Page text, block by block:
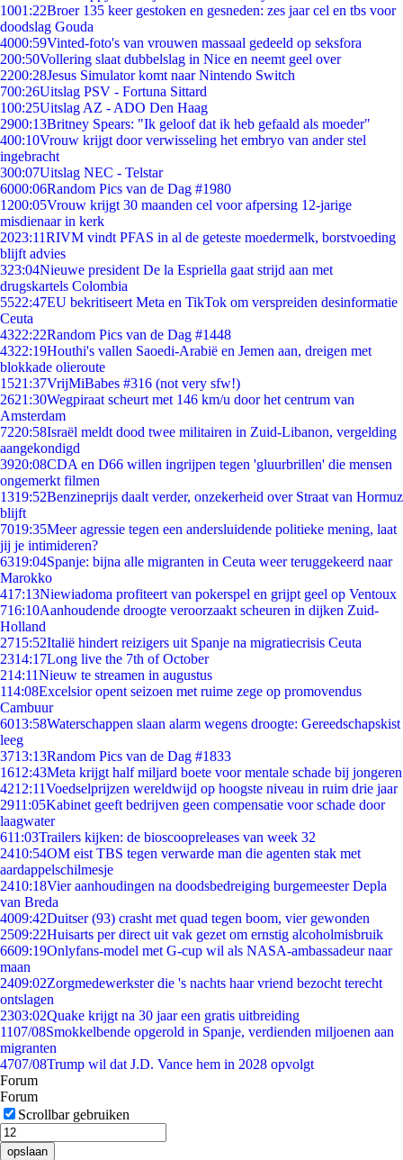
1001:22Broer 135 keer gestoken en gesneden: zes jaar cel en tbs voor
doodslag Gouda
4000:59Vinted-foto's van vrouwen massaal gedeeld op seksfora
200:50Vollering slaat dubbelslag in Nice en neemt geel over
2200:28Jesus Simulator komt naar Nintendo Switch
700:26Uitslag PSV - Fortuna Sittard
100:25Uitslag AZ - ADO Den Haag
2900:13Britney Spears: "Ik geloof dat ik heb gefaald als moeder"
400:10Vrouw krijgt door verwisseling het embryo van ander stel
ingebracht
300:07Uitslag NEC - Telstar
6000:06Random Pics van de Dag #1980
1200:05Vrouw krijgt 30 maanden cel voor afpersing 12-jarige
misdienaar in kerk
2023:11RIVM vindt PFAS in al de geteste moedermelk, borstvoeding
blijft advies
323:04Nieuwe president De la Espriella gaat strijd aan met
drugskartels Colombia
5522:47EU bekritiseert Meta en TikTok om verspreiden desinformatie
Ceuta
4322:22Random Pics van de Dag #1448
4322:19Houthi's vallen Saoedi-Arabië en Jemen aan, dreigen met
blokkade olieroute
1521:37VrijMiBabes #316 (not very sfw!)
2621:30Wegpiraat scheurt met 146 km/u door het centrum van
Amsterdam
7220:58Israël meldt dood twee militairen in Zuid-Libanon, vergelding
aangekondigd
3920:08CDA en D66 willen ingrijpen tegen 'gluurbrillen' die mensen
ongemerkt filmen
1319:52Benzineprijs daalt verder, onzekerheid over Straat van Hormuz
blijft
7019:35Meer agressie tegen een andersluidende politieke mening, laat
jij je intimideren?
6319:04Spanje: bijna alle migranten in Ceuta weer teruggekeerd naar
Marokko
417:13Niewiadoma profiteert van pokerspel en grijpt geel op Ventoux
716:10Aanhoudende droogte veroorzaakt scheuren in dijken Zuid-
Holland
2715:52Italië hindert reizigers uit Spanje na migratiecrisis Ceuta
2314:17Long live the 7th of October
214:11Nieuw te streamen in augustus
114:08Excelsior opent seizoen met ruime zege op promovendus
Cambuur
6013:58Waterschappen slaan alarm wegens droogte: Gereedschapskist
leeg
3713:13Random Pics van de Dag #1833
1612:43Meta krijgt half miljard boete voor mentale schade bij jongeren
4212:11Voedselprijzen wereldwijd op hoogste niveau in ruim drie jaar
2911:05Kabinet geeft bedrijven geen compensatie voor schade door
laagwater
611:03Trailers kijken: de bioscoopreleases van week 32
2410:54OM eist TBS tegen verwarde man die agenten stak met
aardappelschilmesje
2410:18Vier aanhoudingen na doodsbedreiging burgemeester Depla
van Breda
4009:42Duitser (93) crasht met quad tegen boom, vier gewonden
2509:22Huisarts per direct uit vak gezet om ernstig alcoholmisbruik
6609:19Onlyfans-model met G-cup wil als NASA-ambassadeur naar
maan
2409:02Zorgmedewerkster die 's nachts haar vriend bezocht terecht
ontslagen
2303:02Quake krijgt na 30 jaar een gratis uitbreiding
1107/08Smokkelbende opgerold in Spanje, verdienden miljoenen aan
migranten
4707/08Trump wil dat J.D. Vance hem in 2028 opvolgt
Forum
Forum
Scrollbar gebruiken
opslaan